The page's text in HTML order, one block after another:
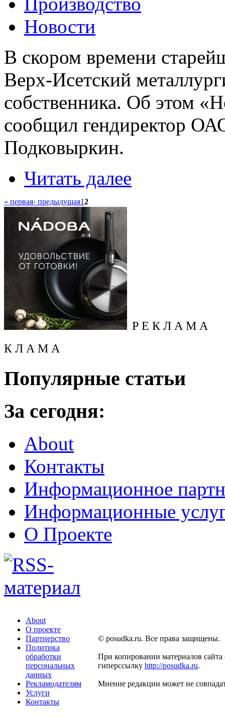
Новости
В скором времени
Верх-Исетский
собственника. Об этом
сообщил гендиректор
Подковыркин.
Читать далее
« первая‹ предыдущая12
Р Е К Л А М А
К Л А М А
Популярные статьи
За сегодня:
About
Контакты
Информационное
Информационные
О Проекте
About
О проекте
Партнерство
Политика
обработки
персональных
данных
Рекламодателям
Услуги
Контакты
© posudka.ru. Все права защищены.
При копировании материалов сайта
гиперссылку http://posudka.ru.
Мнение редакции может не